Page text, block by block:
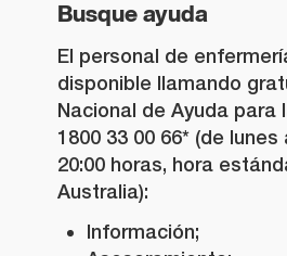
Busque ayuda
El personal de
disponible llamando
Nacional de Ayuda para
1800 33 00 66* (de
20:00 horas, hora
Australia):
Información;